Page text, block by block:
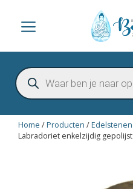
inhoud
Menu
Producten
zoeken
Home /Producten /Edelstenen
Labradoriet enkelzijdig gepolijst